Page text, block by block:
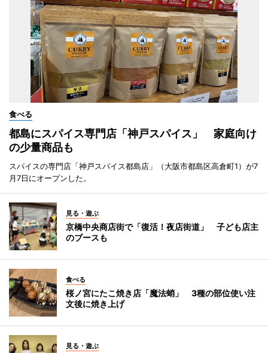
食べる
都島にスパイス専門店「神戸スパイス」 家庭向け
の少量商品も
スパイスの専門店「神戸スパイス都島店」（大阪市都島区高倉町1）が7
月7日にオープンした。
見る・遊ぶ
京橋中央商店街で「復活！夜店街道」 子ども店主
のブースも
食べる
桜ノ宮にたこ焼き店「魔法蛸」 3種の部位使い注
文後に焼き上げ
見る・遊ぶ